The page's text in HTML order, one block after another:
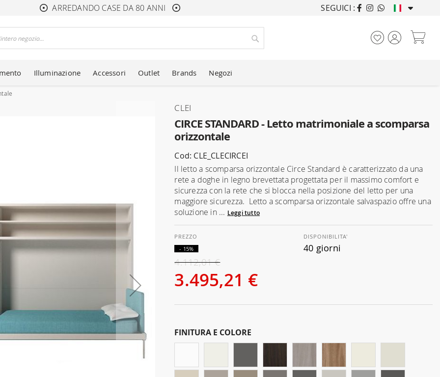
ARREDANDO CASE DA 80 ANNI ARREDANDO CASE
SEGUICI :
Cerca
Illuminazione Accessori Outlet Brands Negozi
CIRCE STANDARD - Letto matrimoniale a scomparsa
orizzontale
CLEI
Cod: CLE_CLECIRCEI
Il letto a scomparsa orizzontale Circe Standard è caratterizzato da una
rete a doghe in legno brevettata progettata per il massimo comfort e
sicurezza con la rete che si blocca nella posizione del letto per una
maggiore sicurezza. Letto a scomparsa orizzontale salvaspazio offre una
soluzione in ... Leggi tutto
3.495,21 €
4.112,01 €
- 15%
DISPONIBILITA'
40 giorni
FINITURA E COLORE